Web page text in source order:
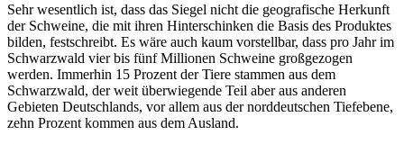
Sehr wesentlich ist, dass das Siegel nicht die geografische Herkunft
der Schweine, die mit ihren Hinterschinken die Basis des Produktes
bilden, festschreibt. Es wäre auch kaum vorstellbar, dass pro Jahr im
Schwarzwald vier bis fünf Millionen Schweine großgezogen
werden. Immerhin 15 Prozent der Tiere stammen aus dem
Schwarzwald, der weit überwiegende Teil aber aus anderen
Gebieten Deutschlands, vor allem aus der norddeutschen Tiefebene,
zehn Prozent kommen aus dem Ausland.